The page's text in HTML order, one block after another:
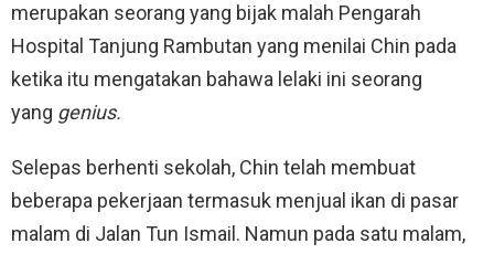
merupakan seorang yang bijak malah Pengarah
Hospital Tanjung Rambutan yang menilai Chin pada
ketika itu mengatakan bahawa lelaki ini seorang
yang genius.
Selepas berhenti sekolah, Chin telah membuat
beberapa pekerjaan termasuk menjual ikan di pasar
malam di Jalan Tun Ismail. Namun pada satu malam,